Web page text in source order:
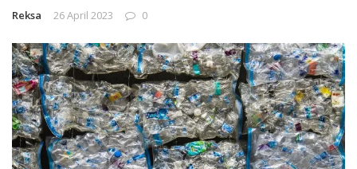
Reksa 26 April 2023 0